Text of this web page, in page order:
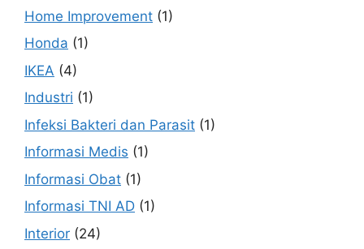
Home Improvement (1)
Honda (1)
IKEA (4)
Industri (1)
Infeksi Bakteri dan Parasit (1)
Informasi Medis (1)
Informasi Obat (1)
Informasi TNI AD (1)
Interior (24)